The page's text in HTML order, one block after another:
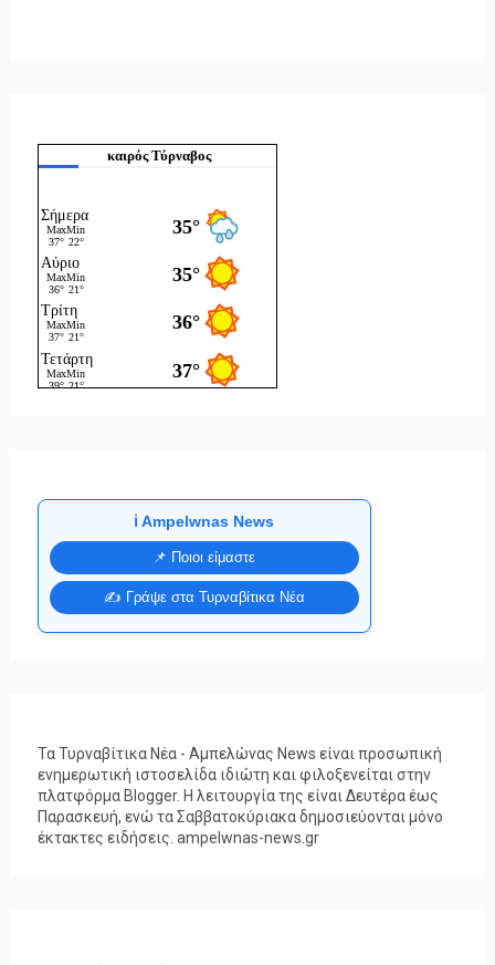
καιρός Τύρναβος
ℹ️ Ampelwnas News
📌 Ποιοι είμαστε
✍️ Γράψε στα Τυρναβίτικα Νέα
Τα Τυρναβίτικα Νέα - Αμπελώνας News είναι προσωπική
ενημερωτική ιστοσελίδα ιδιώτη και φιλοξενείται στην
πλατφόρμα Blogger. Η λειτουργία της είναι Δευτέρα έως
Παρασκευή, ενώ τα Σαββατοκύριακα δημοσιεύονται μόνο
έκτακτες ειδήσεις. ampelwnas-news.gr